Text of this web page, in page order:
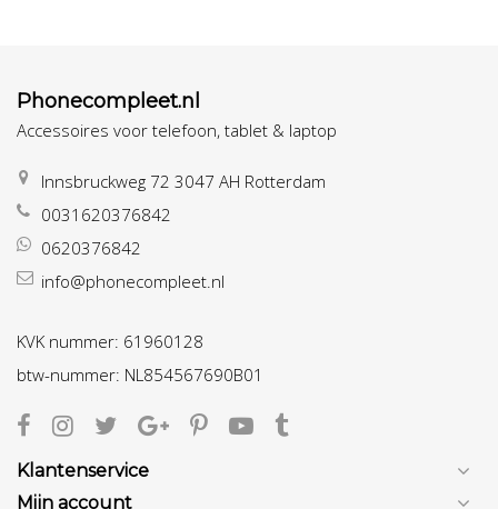
Phonecompleet.nl
Accessoires voor telefoon, tablet & laptop
Innsbruckweg 72 3047 AH Rotterdam
0031620376842
0620376842
info@phonecompleet.nl
KVK nummer: 61960128
btw-nummer: NL854567690B01
Klantenservice
Mijn account